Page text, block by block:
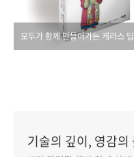
기술의 깊이, 영감의